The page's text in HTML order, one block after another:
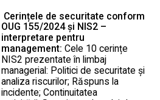
Cerințele de securitate conform
OUG 155/2024 și NIS2 –
interpretare pentru
management: Cele 10 cerințe
NIS2 prezentate în limbaj
managerial: Politici de securitate și
analiza riscurilor; Răspuns la
incidente; Continuitatea